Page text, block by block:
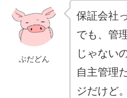
ぶだどん
保証会社
でも、管
じゃない
自主管理
ジだけど。